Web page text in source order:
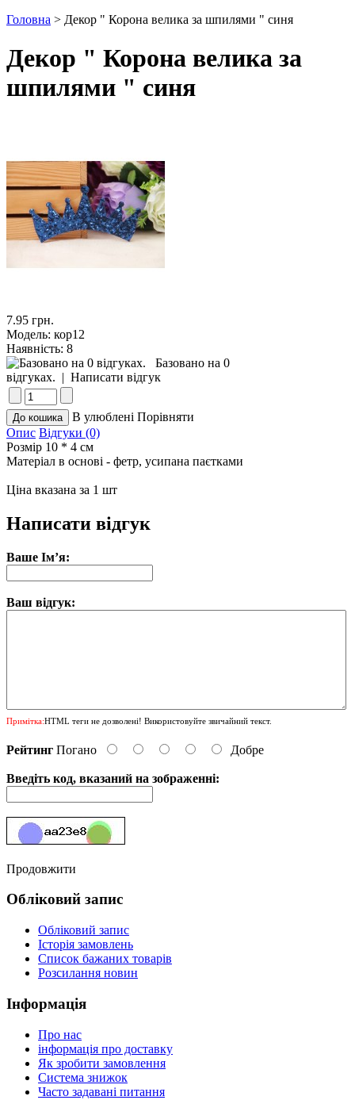
Головна > Декор " Корона велика за шпилями " синя
Декор " Корона велика за
шпилями " синя
7.95 грн.
Модель: кор12
Наявність: 8
Базовано на 0
відгуках. | Написати відгук
В улюблені Порівняти
Опис Відгуки (0)
Розмір 10 * 4 см
Матеріал в основі - фетр, усипана паєтками
Ціна вказана за 1 шт
Написати відгук
Ваше Ім’я:
Ваш відгук:
Примітка:HTML теги не дозволені! Використовуйте звичайний текст.
Рейтинг Погано Добре
Введіть код, вказаний на зображенні:
Продовжити
Обліковий запис
Обліковий запис
Історія замовлень
Список бажаних товарів
Розсилання новин
Інформація
Про нас
інформація про доставку
Як зробити замовлення
Система знижок
Часто задавані питання